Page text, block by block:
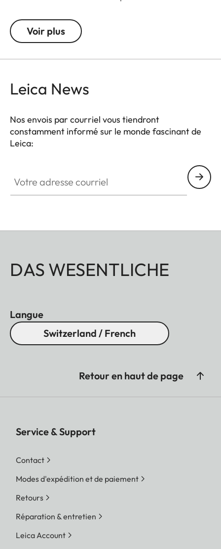
Doté d’un design exclusif créé pour le centenaire
Voir plus
Leica News
Nos envois par courriel vous tiendront
constamment informé sur le monde fascinant de
Leica:
DAS WESENTLICHE
Langue
Switzerland / French
Retour en haut de page
Service & Support
Contact
Modes d'expédition et de paiement
Retours
Réparation & entretien
Leica Account